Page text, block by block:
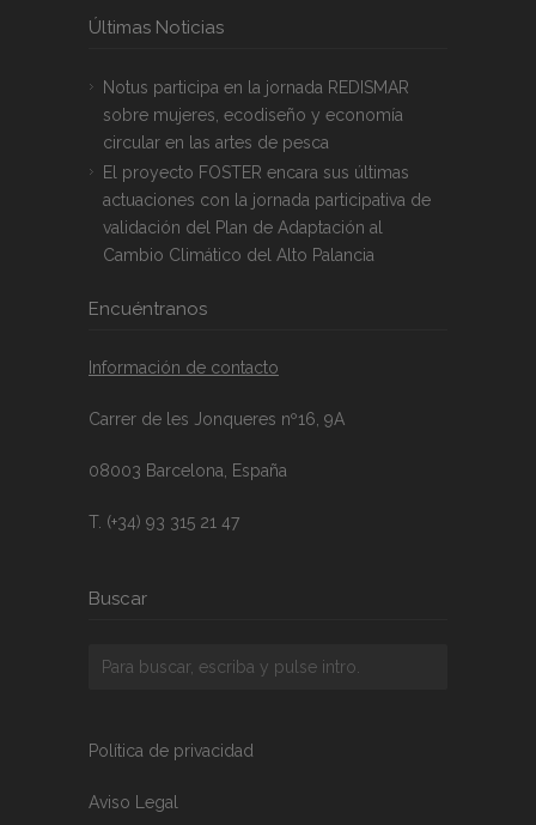
Últimas Noticias
Notus participa en la jornada REDISMAR
sobre mujeres, ecodiseño y economía
circular en las artes de pesca
El proyecto FOSTER encara sus últimas
actuaciones con la jornada participativa de
validación del Plan de Adaptación al
Cambio Climático del Alto Palancia
Encuéntranos
Información de contacto
Carrer de les Jonqueres nº16, 9A
08003 Barcelona, España
T. (+34) 93 315 21 47
Buscar
Política de privacidad
Aviso Legal